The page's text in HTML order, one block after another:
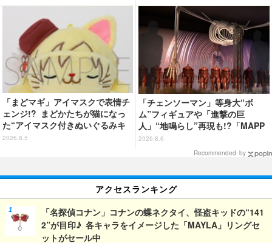
デザイン
「まどマギ」アイマスクで表情チ
ェンジ!? まどかたちが猫になっ
た“アイマスク付きぬいぐるみキ
ーホルダー”が登場
2026.8.5
「チェンソーマン」等身大“ボ
ム”フィギュアや「進撃の巨
人」“地鳴らし”再現も!?「MAPP
A EXPO 15th Anniversary」展
2026.8.6
Recommended by
アクセスランキング
「名探偵コナン」コナンの蝶ネクタイ、怪盗キッドの“141
2”が目印♪ 各キャラをイメージした「MAYLA」リングセ
ットがセール中